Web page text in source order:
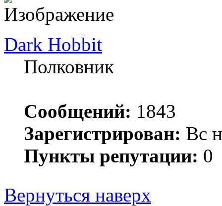
Dark Hobbit
Полковник
Сообщений: 1843
Зарегистрирован: Вс
Пункты репутации: 0
Вернуться наверх